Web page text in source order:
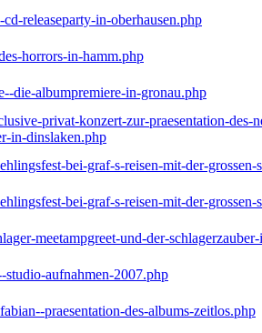
cd-releaseparty-in-oberhausen.php
horrors-in-hamm.php
die-albumpremiere-in-gronau.php
privat-konzert-zur-praesentation-
in-dinslaken.php
bei-graf-s-reisen-mit-der-
bei-graf-s-reisen-mit-der-
meetampgreet-und-der-
studio-aufnahmen-2007.php
praesentation-des-albums-zeitlos.php